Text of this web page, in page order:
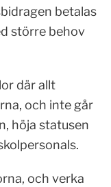
betalas
större behov
där allt
och inte går
höja statusen
och verka